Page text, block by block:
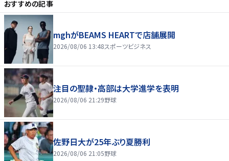
おすすめの記事
mghがBEAMS HEARTで店舗展開
2026/08/06 13:48スポーツビジネス
注目の聖隷・高部は大学進学を表明
2026/08/06 21:29野球
佐野日大が25年ぶり夏勝利
2026/08/06 21:05野球